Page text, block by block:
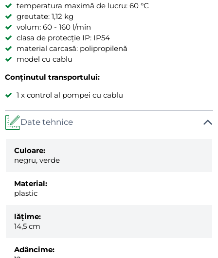
temperatura maximă de lucru: 60 °C
greutate: 1,12 kg
volum: 60 - 160 l/min
clasa de protecție IP: IP54
material carcasă: polipropilenă
model cu cablu
Conținutul transportului:
1 x control al pompei cu cablu
Date tehnice
Culoare:
negru, verde
Material:
plastic
lăţime:
14,5 cm
Adâncime: